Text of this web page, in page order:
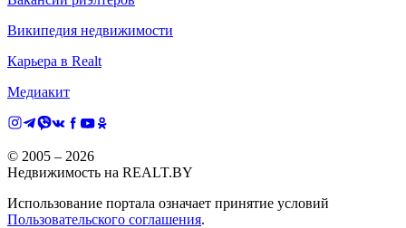
Википедия недвижимости
Карьера в Realt
Медиакит
© 2005 – 2026
Недвижимость на REALT.BY
Использование портала означает принятие условий
Пользовательского соглашения.